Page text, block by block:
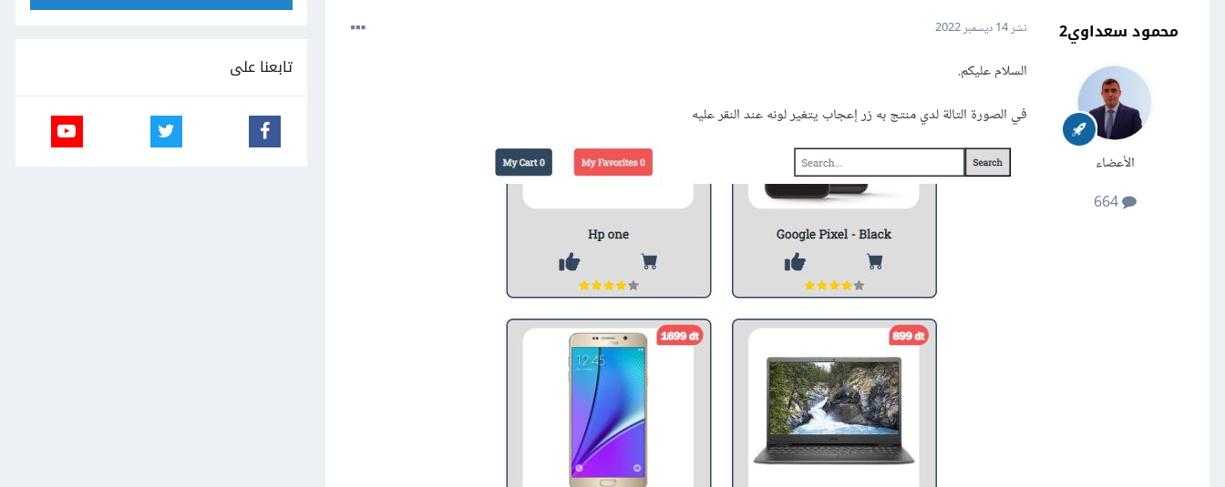
محمود سعداوي2
الأعضاء
664
نشر14 ديسمبر 2022
السلام عليكم.
في الصورة التالة لدي منتج به زر إعجاب يتغير لونه عند النقر عليه
تابعنا على